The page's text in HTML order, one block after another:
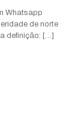
Whatsapp
de norte
definição: […]